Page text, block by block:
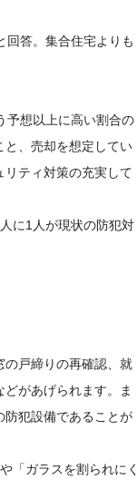
回答。集合住宅よりも
予想以上に高い割合の
と、売却を想定してい
ティ対策の充実して
に1人が現状の防犯対
の戸締りの再確認、就
があげられます。ま
防犯設備であることが
「ガラスを割られにく